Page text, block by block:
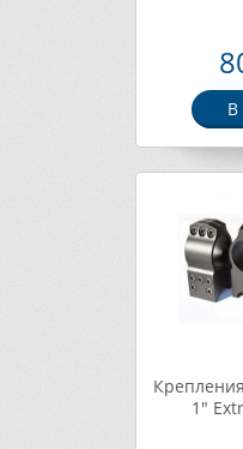
В
1"